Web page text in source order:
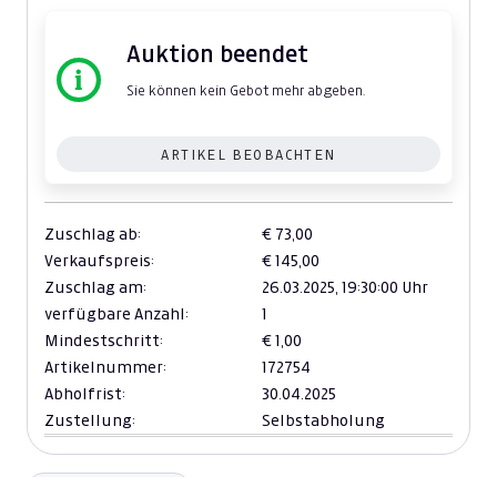
Auktion beendet
Sie können kein Gebot mehr abgeben.
ARTIKEL BEOBACHTEN
Zuschlag ab:
€ 73,00
Verkaufspreis:
€ 145,00
Zuschlag am:
26.03.2025, 19:30:00 Uhr
verfügbare Anzahl:
1
Mindestschritt:
€ 1,00
Artikelnummer:
172754
Abholfrist:
30.04.2025
Zustellung:
Selbstabholung